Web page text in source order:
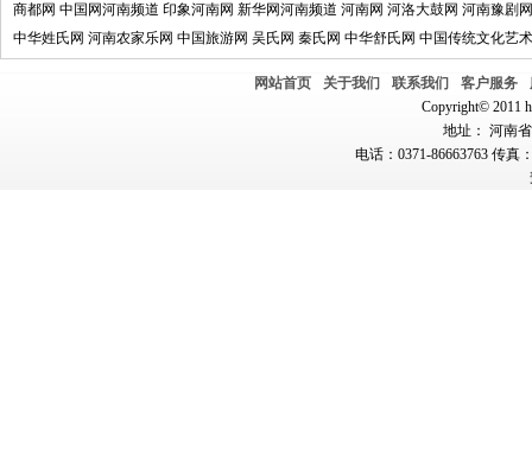
商都网 中国网河南频道 印象河南网 新华网河南频道 河南网 河洛大鼓网 河南豫剧网
中华姓氏网 河南农家乐网 中国旅游网 吴氏网 秦氏网 中华舒氏网 中国传统文化艺
网站首页 关于我们 联系我们 客户服务
Copyright© 2011
地址： 河南
电话：0371-86663763 传真